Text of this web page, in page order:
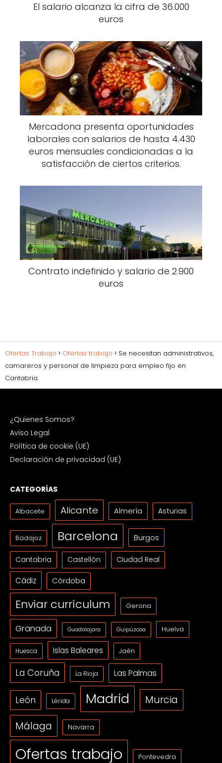
El salario alcanza la cifra de 36.000
euros
Mercadona presenta oportunidades
laborales con salarios de hasta 4.430
euros mensuales condicionadas a la
satisfacción de ciertos criterios.
Contrato indefinido y salario de 2.900
euros
Ofertas Trabajo Ofertas trabajo
Se necesitan administrativos,
camareros y personal de limpieza para empleo fijo en
Cantabria.
¿Quienes Somos?
Aviso Legal
Política de cookie (UE)
Declaración de privacidad (UE)
CATEGORÍAS
Albacete Alicante Almería Asturias
Badajoz Barcelona Burgos
Cantabria Castellón Ciudad Real
Cádiz Córdoba
Enviar currículum Gerona
Granada Guadalajara Guipúzcoa Huelva
Huesca Islas Baleares Jaén
La Coruña La Rioja Las Palmas
León Lérida Madrid Murcia
Málaga Navarra
Ofertas trabajo Pontevedra